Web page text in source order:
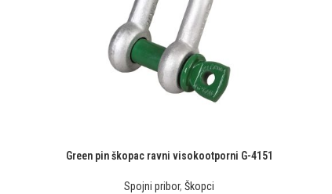
Green pin škopac ravni visokootporni G-4151
Spojni pribor,Škopci